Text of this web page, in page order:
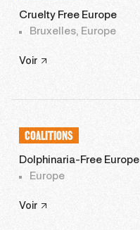
Cruelty Free Europe
Bruxelles, Europe
Voir
COALITIONS
Dolphinaria-Free Europe
Europe
Voir